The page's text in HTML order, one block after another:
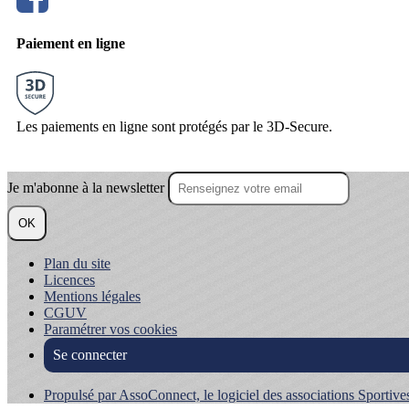
Paiement en ligne
Les paiements en ligne sont protégés par le 3D-Secure.
Je m'abonne à la newsletter
OK
Plan du site
Licences
Mentions légales
CGUV
Paramétrer vos cookies
Se connecter
Propulsé par AssoConnect, le logiciel des associations